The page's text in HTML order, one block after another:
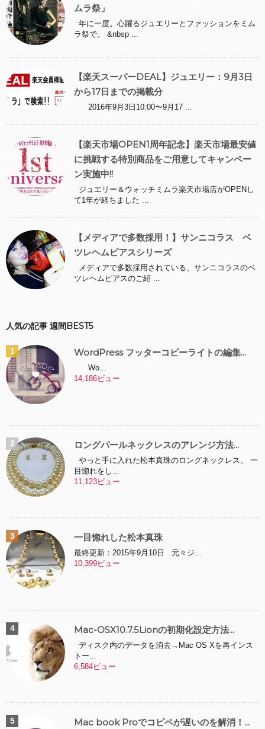
ムラ祭」
年に一度。心躍るジュエリーとファッションをミム
ラ祭で。 &nbsp ...
【楽天スーパーDEAL】ジュエリー：9月3日
から17日までの掲載分
2016年9月3日10:00〜9月17 ...
【楽天市場OPEN1周年記念】楽天市場最安値
に挑戦する特別商品をご用意してキャンペー
ン実施中!!
ジュエリー＆ウォッチミムラ楽天市場店がOPENし
て1年が経ちました ...
【メディアで多数採用！】サンニコラス ベ
ツレヘムピアスシリーズ
メディアで多数採用されている、サンニコラスのベ
ツレヘムピアスのご紹 ...
人気の記事 週間BEST5
WordPress フッターコピーライトの編集...
Wo...
14,186ビュー
ロングパールネックレスのアレンジ方法...
やっと手に入れた松本真珠のロングネックレス。 一
目惚れをし...
11,123ビュー
一目惚れした松本真珠
最終更新：2015年9月10日 元々ジ...
10,399ビュー
Mac-OSX10.7.5Lionの初期化設定方法...
ディスク内のデータを消去→Mac OS Xを再インス
トー...
6,584ビュー
Mac book Proでコピペが遅いのを解消！...